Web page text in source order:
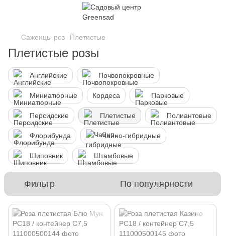
Саженцы роз Плетистые
Плетистые розы
Английские Почвопокровные
Миниатюрные Кордеса Парковые
Персидские Плетистые Полиантовые
Флорибунда Чайно-гибридные
Шиповник Штамбовые
Фильтр По популярности